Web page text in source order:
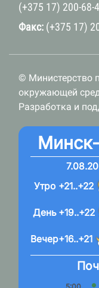
(+375 17) 200-68-
Факс: (+375 17)
© Министерство
окружающей
Разработка и
+21..+22
+19..+22
+16..+21
Вечер
День
Утро